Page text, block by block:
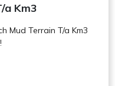
a Km3
Mud Terrain T/a Km3